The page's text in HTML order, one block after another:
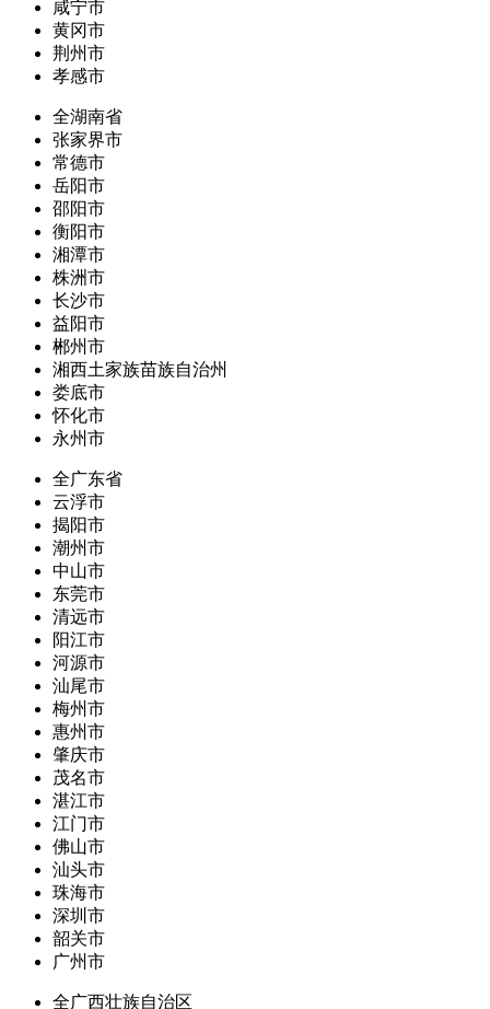
咸宁市
黄冈市
荆州市
孝感市
全湖南省
张家界市
常德市
岳阳市
邵阳市
衡阳市
湘潭市
株洲市
长沙市
益阳市
郴州市
湘西土家族苗族自治州
娄底市
怀化市
永州市
全广东省
云浮市
揭阳市
潮州市
中山市
东莞市
清远市
阳江市
河源市
汕尾市
梅州市
惠州市
肇庆市
茂名市
湛江市
江门市
佛山市
汕头市
珠海市
深圳市
韶关市
广州市
全广西壮族自治区